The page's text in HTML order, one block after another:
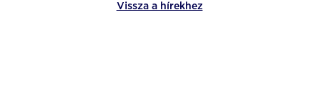
Vissza a hírekhez